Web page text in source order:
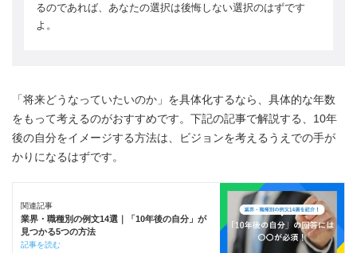
るのであれば、あなたの選択は後悔しない選択のはずです
よ。
「将来どうなっていたいのか」を具体化するなら、具体的な年数
をもって考えるのがおすすめです。下記の記事で解説する、10年
後の自分をイメージする方法は、ビジョンを考えるうえでの手が
かりになるはずです。
関連記事
業界・職種別の例文14選｜「10年後の自分」が
見つかる5つの方法
記事を読む